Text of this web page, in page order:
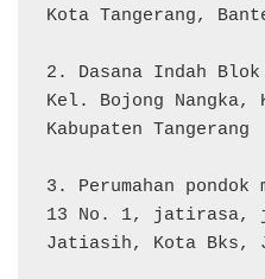
Kota Tangerang,
2. Dasana Indah Blok
Kel. Bojong Nangka,
Kabupaten Tangerang
3. Perumahan
13 No. 1, jatirasa,
Jatiasih, Kota Bks,